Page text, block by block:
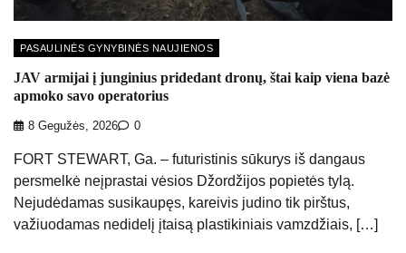
PASAULINĖS GYNYBINĖS NAUJIENOS
JAV armijai į junginius pridedant dronų, štai kaip viena bazė
apmoko savo operatorius
8 Gegužės, 2026 0
FORT STEWART, Ga. – futuristinis sūkurys iš dangaus
persmelkė neįprastai vėsios Džordžijos popietės tylą.
Nejudėdamas susikaupęs, kareivis judino tik pirštus,
važiuodamas nedidelį įtaisą plastikiniais vamzdžiais, […]